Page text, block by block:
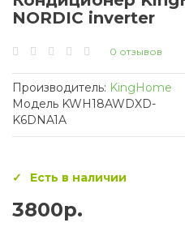
NORDIC inverter
0 отзывов
Производитель: KingHome
Модель KWH18AWDXD-
K6DNA1A
Есть в наличии
3800р.